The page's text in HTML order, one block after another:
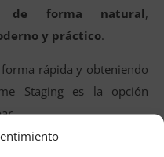
de forma natural,
y práctico.
rápida y obteniendo
Staging es la opción